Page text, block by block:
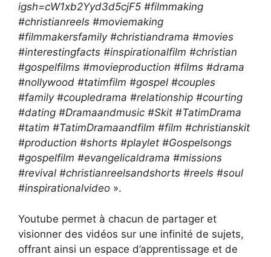
igsh=cW1xb2Yyd3d5cjF5 #filmmaking
#christianreels #moviemaking
#filmmakersfamily #christiandrama #movies
#interestingfacts #inspirationalfilm #christian
#gospelfilms #movieproduction #films #drama
#nollywood #tatimfilm #gospel #couples
#family #coupledrama #relationship #courting
#dating #Dramaandmusic #Skit #TatimDrama
#tatim #TatimDramaandfilm #film #christianskit
#production #shorts #playlet #Gospelsongs
#gospelfilm #evangelicaldrama #missions
#revival #christianreelsandshorts #reels #soul
#inspirationalvideo ».
Youtube permet à chacun de partager et
visionner des vidéos sur une infinité de sujets,
offrant ainsi un espace d’apprentissage et de